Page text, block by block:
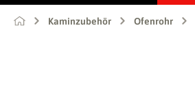
Kaminzubehör Ofenrohr